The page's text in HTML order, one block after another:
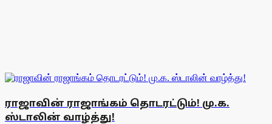
ராஜாவின் ராஜாங்கம் தொடரட்டும்! மு.க.
ஸ்டாலின் வாழ்த்து!